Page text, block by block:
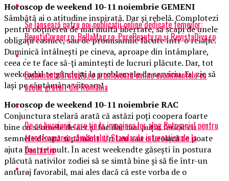
Horoscop de weekend 10-11 noiembrie GEMENI
Sâmbătă ai o atitudine inspirată. Dar şi rebelă. Complotezi
pentru obţinerea de mai multă libertate, să scapi de unele
obligaţii casnice, sau de promisiunile făcute într-o relaţie.
Duminică întâlneşti pe cineva, aproape din întâmplare,
ceea ce te face să-ţi aminteşti de lucruri plăcute. Dar, tot
weekendul te gândeşti la problemele de serviciu. Eu zic să
laşi pe săptămâna viitoare!
Horoscop de weekend 10-11 noiembrie RAC
Conjunctura stelară arată că astăzi poţi coopera foarte
bine cu semnele de aer şi foc dar mai puţin fericit cu
semnele de apă si pământ. Un Leu sau o Leoiacă te poate
ajuta foarte mult. În acest weekendte găseşti în postura
plăcută nativilor zodiei să se simtă bine şi să fie într-un
anturaj favorabil, mai ales dacă că este vorba de o
Se lansează patru noi publicații online dedicate femeilor:
BeautyCorner.ro, BellaMag.ro, PureBeauty.ro și RevistaDiva.ro
EvenimenteGratuite.ro promovează online evenimentele cu
acces gratuit din România
De ce buzoienii care țin la imaginea lor aleg Botoșaniul pentru
transformarea zâmbetului: Standarde internaționale la
Dentastic